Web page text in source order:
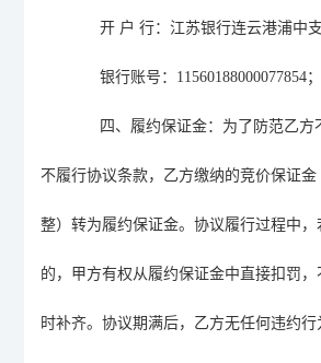
开 户 行：江苏银行连云港浦中支
银行账号 ： 11560188000077854；
四、 履约保证金： 为了防范乙方
不履行协议条款，乙方缴纳的竞价保证金
整）转为履约保证金。协议履行过程中
的，甲方有权从履约保证金中直接扣罚
时补齐。协议期满后，乙方无任何违约